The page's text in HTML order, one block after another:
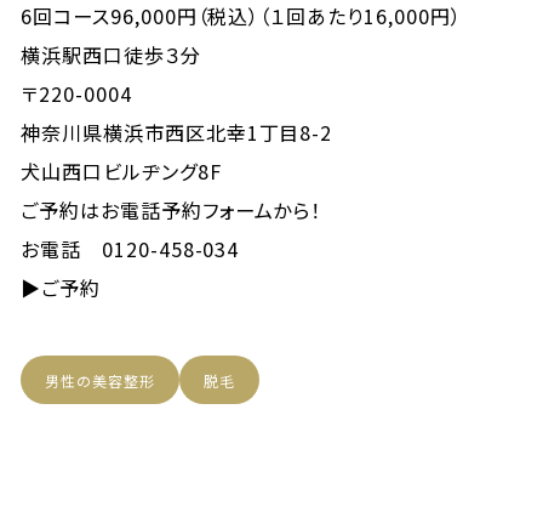
6回コース96,000円（税込）（１回あたり16,000円）
横浜駅西口徒歩３分
〒220-0004
神奈川県横浜市西区北幸1丁目8-2
犬山西口ビルヂング8F
ご予約はお電話予約フォームから！
お電話 0120-458-034
▶ご予約
男性の美容整形 脱毛